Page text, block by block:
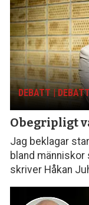
DEBATT |
Obegripligt
Jag beklagar
bland
skriver Håkan